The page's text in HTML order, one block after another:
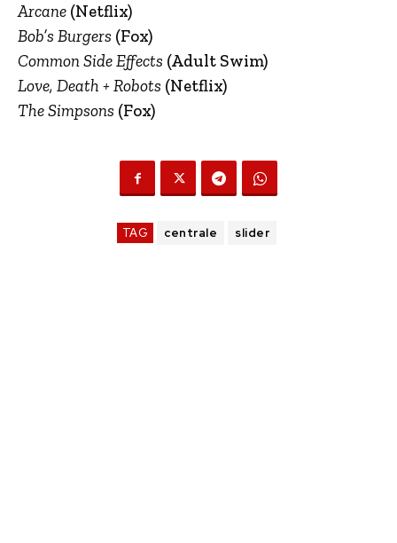
Arcane (Netflix)
Bob’s Burgers (Fox)
Common Side Effects (Adult Swim)
Love, Death + Robots (Netflix)
The Simpsons (Fox)
TAG centrale slider